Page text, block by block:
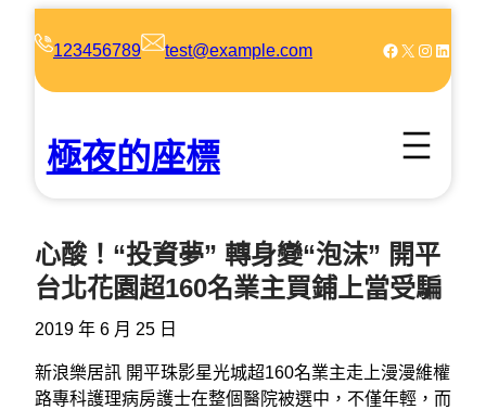
123456789 test@example.com Facebook X Instagram LinkedIn
極夜的座標
心酸！“投資夢” 轉身變“泡沫” 開平
台北花園超160名業主買鋪上當受騙
2019 年 6 月 25 日
新浪樂居訊 開平珠影星光城超160名業主走上漫漫維權
路專科護理病房護士在整個醫院被選中，不僅年輕，而